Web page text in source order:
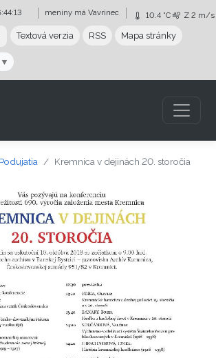
menu meniny máVavrinec 10.4 °C Z 2 m/s
Textová verzia RSS Mapa stránky
▼
Podujatia Kremnica v dejinách 20. storočia